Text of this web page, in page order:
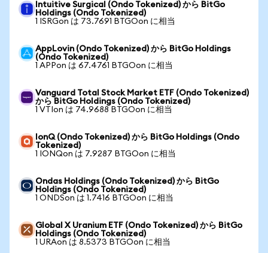
Intuitive Surgical (Ondo Tokenized) から BitGo
Holdings (Ondo Tokenized)
1 ISRGon は 73.7691 BTGOon に相当
AppLovin (Ondo Tokenized) から BitGo Holdings
(Ondo Tokenized)
1 APPon は 67.4761 BTGOon に相当
Vanguard Total Stock Market ETF (Ondo Tokenized)
から BitGo Holdings (Ondo Tokenized)
1 VTIon は 74.9688 BTGOon に相当
IonQ (Ondo Tokenized) から BitGo Holdings (Ondo
Tokenized)
1 IONQon は 7.9287 BTGOon に相当
Ondas Holdings (Ondo Tokenized) から BitGo
Holdings (Ondo Tokenized)
1 ONDSon は 1.7416 BTGOon に相当
Global X Uranium ETF (Ondo Tokenized) から BitGo
Holdings (Ondo Tokenized)
1 URAon は 8.5373 BTGOon に相当